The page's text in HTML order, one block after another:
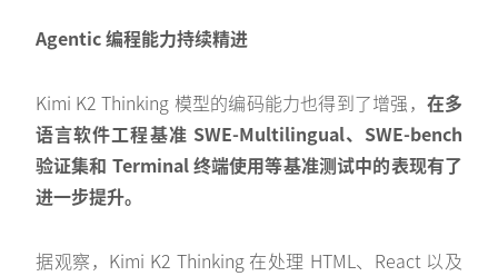
Agentic 编程能力持续精进
Kimi K2 Thinking 模型的编码能力也得到了增强， 在多
语言软件工程基准 SWE-Multilingual、SWE-bench
验证集和 Terminal 终端使用等基准测试中的表现有了
进一步提升。
据观察，Kimi K2 Thinking 在处理 HTML、React 以及